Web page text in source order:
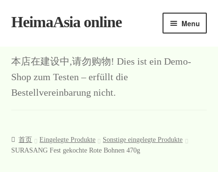
Skip
Skip
HeimaAsia online Menu
本店在建设中,请勿购物! Dies ist ein Demo-
Shop zum Testen – erfüllt die
Bestellvereinbarung nicht.
首页 Eingelegte Produkte
Sonstige eingelegte Produkte
SURASANG Fest gekochte Rote Bohnen 470g